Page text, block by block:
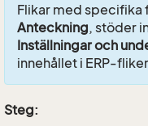
Flikar med specifika
Anteckning, stöder
Inställningar och
innehållet i ERP-
Steg: